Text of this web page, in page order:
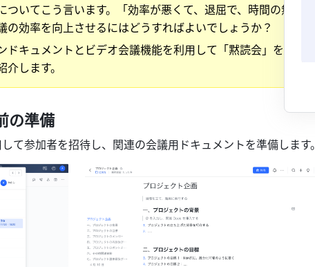
ついてこう言います。「効率が悪くて、退屈で、時間の無駄で
の効率を向上させるにはどうすればよいでしょうか？
ドキュメントとビデオ会議機能を利用して「黙読会」を実践
します。
の準備
て参加者を招待し、関連の会議用ドキュメントを準備します。